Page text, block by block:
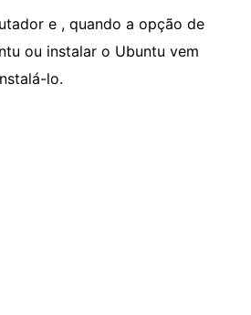
e , quando a opção de
ou instalar o Ubuntu vem
lo.